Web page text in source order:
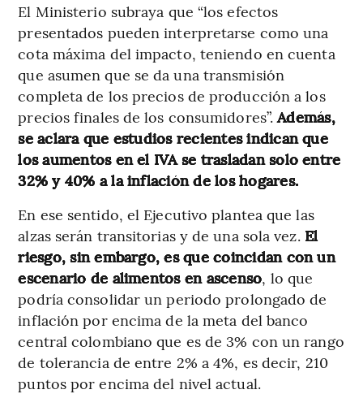
El Ministerio subraya que “los efectos
presentados pueden interpretarse como una
cota máxima del impacto, teniendo en cuenta
que asumen que se da una transmisión
completa de los precios de producción a los
precios finales de los consumidores”.Además,
se aclara que estudios recientes indican que
los aumentos en el IVA se trasladan solo entre
32% y 40% a la inflación de los hogares.
En ese sentido, el Ejecutivo plantea que las
alzas serán transitorias y de una sola vez. El
riesgo, sin embargo, es que coincidan con un
escenario de alimentos en ascenso, lo que
podría consolidar un periodo prolongado de
inflación por encima de la meta del banco
central colombiano que es de 3% con un rango
de tolerancia de entre 2% a 4%, es decir, 210
puntos por encima del nivel actual.